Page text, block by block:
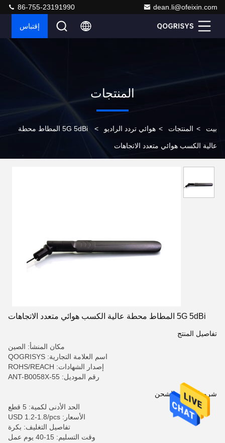
dean.li@ofeixin.com
86-755-23191990
إقتباس
المنتجات
بيت > المنتجات > هوائي تردد الراديو > 5G 5dBi المطاط محطة
عالية الكسب هوائي متعدد الاتجاهات
5G 5dBi المطاط محطة عالية الكسب هوائي متعدد الاتجاهات
تفاصيل المنتج
مكان المنشأ: الصين
اسم العلامة التجارية: QOGRISYS
إصدار الشهادات: ROHS/REACH
رقم الموديل: ANT-B0058X-55
شروط الدفع والشحن
الحد الأدنى لكمية: 5 قطع
الأسعار: USD 1.2-1.8/pcs
تفاصيل التغليف: بكرة
وقت التسليم: 15-40 يوم عمل